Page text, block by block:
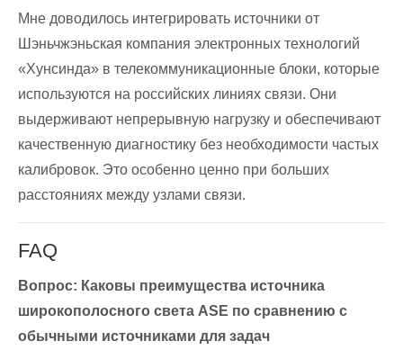
Мне доводилось интегрировать источники от
Шэньчжэньская компания электронных технологий
«Хунсинда» в телекоммуникационные блоки, которые
используются на российских линиях связи. Они
выдерживают непрерывную нагрузку и обеспечивают
качественную диагностику без необходимости частых
калибровок. Это особенно ценно при больших
расстояниях между узлами связи.
FAQ
Вопрос: Каковы преимущества источника
широкополосного света ASE по сравнению с
обычными источниками для задач